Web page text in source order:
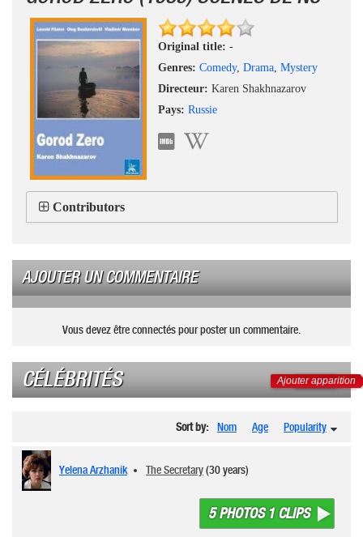
Original title: -
Genres: Comedy, Drama, Mystery
Directeur: Karen Shakhnazarov
Pays: Russie
Contributors
AJOUTER UN COMMENTAIRE
Vous devez être connectés pour poster un commentaire.
CÉLÉBRITÉS Ajouter apparition
Sort by: Nom Age Popularity
Yelena Arzhanik The Secretary(30 years)
5 PHOTOS 1 CLIPS